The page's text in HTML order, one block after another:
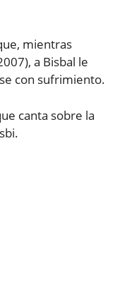
mientras
a Bisbal le
con sufrimiento.
canta sobre la